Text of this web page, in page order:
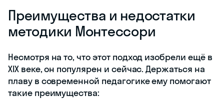
Преимущества и недостатки
методики Монтессори
Несмотря на то, что этот подход изобрели ещё в
XIX веке, он популярен и сейчас. Держаться на
плаву в современной педагогике ему помогают
такие преимущества: